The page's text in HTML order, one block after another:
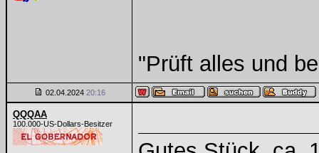
"Prüft alles und
02.04.2024 20:16
QQQAA
100.000-US-Dollars-Besitzer